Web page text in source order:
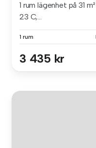
1 rum lägenhet på 31
23 C,...
1 rum
3 435 kr